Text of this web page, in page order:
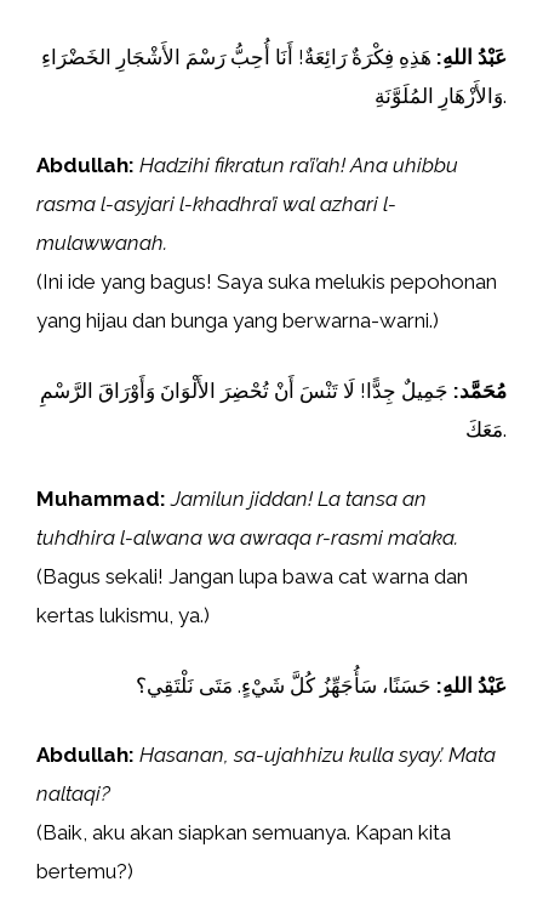
عَبْدُ اللهِ: هَذِهِ فِكْرَةٌ رَائِعَةٌ! أَنَا أُحِبُّ رَسْمَ الأَشْجَارِ الخَضْرَاءِ
وَالأَزْهَارِ المُلَوَّنَةِ.
Abdullah: Hadzihi fikratun ra’i’ah! Ana uhibbu
rasma l-asyjari l-khadhra’i wal azhari l-
mulawwanah.
(Ini ide yang bagus! Saya suka melukis pepohonan
yang hijau dan bunga yang berwarna-warni.)
مُحَمَّد: جَمِيلٌ جِدًّا! لَا تَنْسَ أَنْ تُحْضِرَ الأَلْوَانَ وَأَوْرَاقَ الرَّسْمِ
مَعَكَ.
Muhammad: Jamilun jiddan! La tansa an
tuhdhira l-alwana wa awraqa r-rasmi ma’aka.
(Bagus sekali! Jangan lupa bawa cat warna dan
kertas lukismu, ya.)
عَبْدُ اللهِ: حَسَنًا، سَأُجَهِّزُ كُلَّ شَيْءٍ. مَتَى نَلْتَقِي؟
Abdullah: Hasanan, sa-ujahhizu kulla syay’. Mata
naltaqi?
(Baik, aku akan siapkan semuanya. Kapan kita
bertemu?)